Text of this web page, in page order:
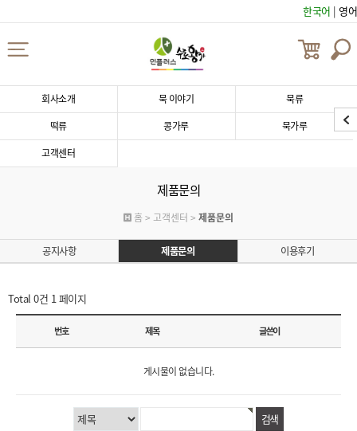
한국어 | 영어
회사소개 묵 이야기
묵류
떡류
콩가루
묵가루
고객센터
제품문의
홈 > 고객센터 >제품문의
공지사항 제품문의 이용후기
Total 0건 1 페이지
번호 제목 글쓴이
게시물이 없습니다.